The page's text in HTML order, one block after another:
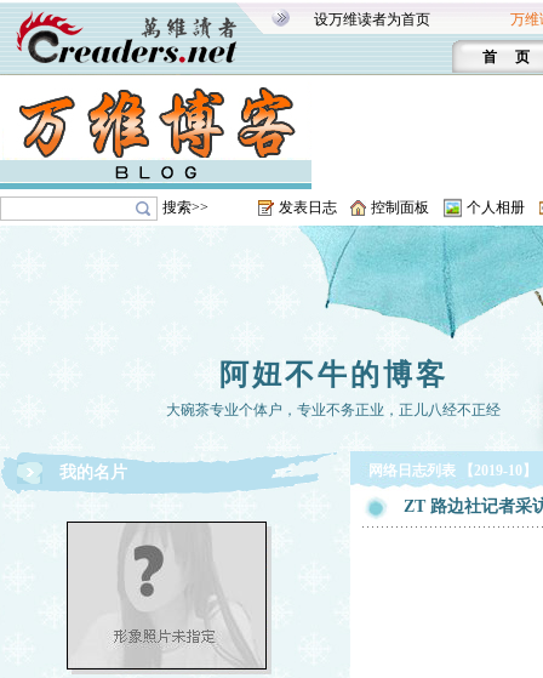
设万维读者为首页 万维
首 页
搜索>> 发表日志 控制面板 个人相册
阿妞不牛的博客
大碗茶专业个体户，专业不务正业，正儿八经不正经
我的名片 网络日志列表 【2019-10】
ZT 路边社记者采